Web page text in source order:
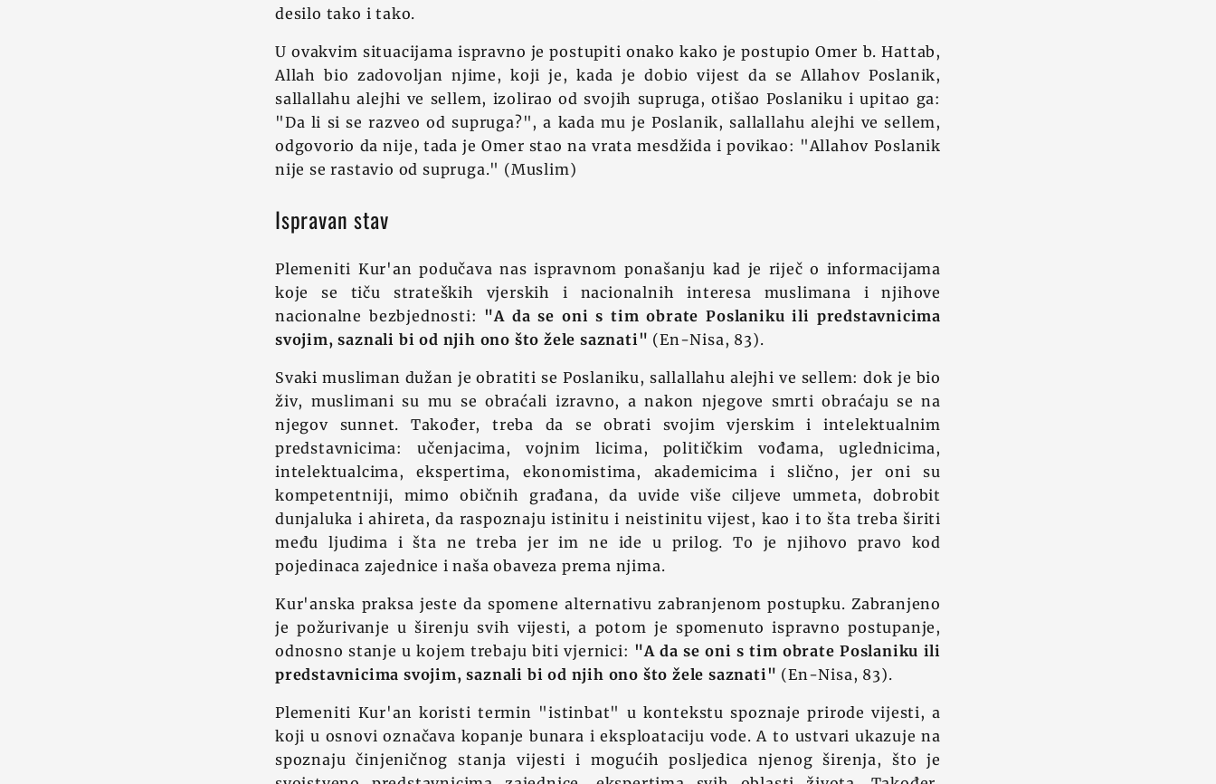
desilo tako i tako.
U ovakvim situacijama ispravno je postupiti onako kako je postupio Omer b. Hattab,
Allah bio zadovoljan njime, koji je, kada je dobio vijest da se Allahov Poslanik,
sallallahu alejhi ve sellem, izolirao od svojih supruga, otišao Poslaniku i upitao ga:
"Da li si se razveo od supruga?", a kada mu je Poslanik, sallallahu alejhi ve sellem,
odgovorio da nije, tada je Omer stao na vrata mesdžida i povikao: "Allahov Poslanik
nije se rastavio od supruga." (Muslim)
Ispravan stav
Plemeniti Kur'an podučava nas ispravnom ponašanju kad je riječ o informacijama
koje se tiču strateških vjerskih i nacionalnih interesa muslimana i njihove
nacionalne bezbjednosti: "A da se oni s tim obrate Poslaniku ili predstavnicima
svojim, saznali bi od njih ono što žele saznati" (En-Nisa, 83).
Svaki musliman dužan je obratiti se Poslaniku, sallallahu alejhi ve sellem: dok je bio
živ, muslimani su mu se obraćali izravno, a nakon njegove smrti obraćaju se na
njegov sunnet. Također, treba da se obrati svojim vjerskim i intelektualnim
predstavnicima: učenjacima, vojnim licima, političkim vođama, uglednicima,
intelektualcima, ekspertima, ekonomistima, akademicima i slično, jer oni su
kompetentniji, mimo običnih građana, da uvide više ciljeve ummeta, dobrobit
dunjaluka i ahireta, da raspoznaju istinitu i neistinitu vijest, kao i to šta treba širiti
među ljudima i šta ne treba jer im ne ide u prilog. To je njihovo pravo kod
pojedinaca zajednice i naša obaveza prema njima.
Kur'anska praksa jeste da spomene alternativu zabranjenom postupku. Zabranjeno
je požurivanje u širenju svih vijesti, a potom je spomenuto ispravno postupanje,
odnosno stanje u kojem trebaju biti vjernici: "A da se oni s tim obrate Poslaniku ili
predstavnicima svojim, saznali bi od njih ono što žele saznati" (En-Nisa, 83).
Plemeniti Kur'an koristi termin "istinbat" u kontekstu spoznaje prirode vijesti, a
koji u osnovi označava kopanje bunara i eksploataciju vode. A to ustvari ukazuje na
spoznaju činjeničnog stanja vijesti i mogućih posljedica njenog širenja, što je